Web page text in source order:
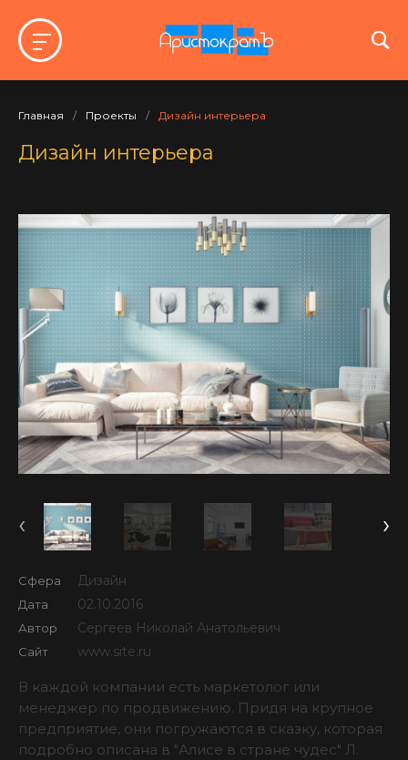
Главная / Проекты / Дизайн интерьера
Дизайн интерьера
‹ ›
Сфера
Дата
Автор
Сайт
Дизайн
02.10.2016
Сергеев Николай Анатольевич
www.site.ru
В каждой компании есть маркетолог или
менеджер по продвижению. Придя на крупное
предприятие, они погружаются в сказку, которая
подробно описана в "Алисе в стране чудес" Л.